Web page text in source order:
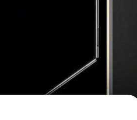
กไม่รู้จบ หนึ่งในเสน่ห์ตลอดกาลของซี
ร่าง ความสามารถ และเส้นทาง